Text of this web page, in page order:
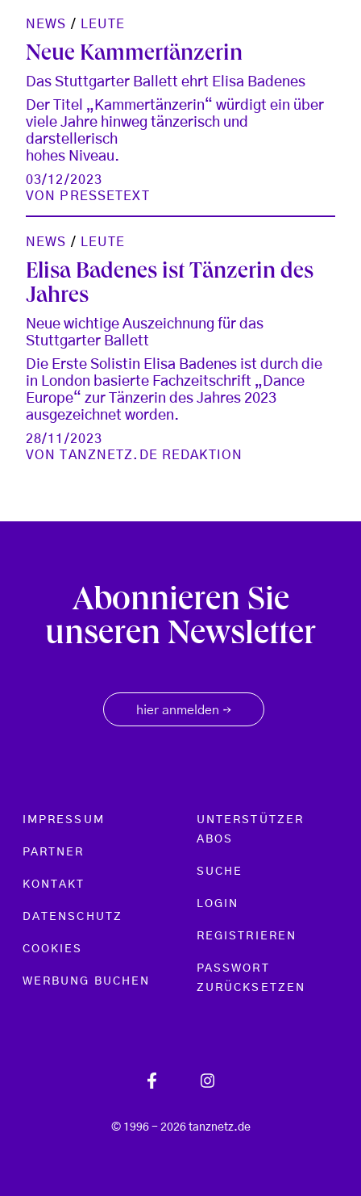
NEWS / LEUTE
Neue Kammertänzerin
Das Stuttgarter Ballett ehrt Elisa Badenes
Der Titel „Kammertänzerin“ würdigt ein über
viele Jahre hinweg tänzerisch und
darstellerisch
hohes Niveau.
03/12/2023
VON
PRESSETEXT
NEWS / LEUTE
Elisa Badenes ist Tänzerin des
Jahres
Neue wichtige Auszeichnung für das
Stuttgarter Ballett
Die Erste Solistin Elisa Badenes ist durch die
in London basierte Fachzeitschrift „Dance
Europe“ zur Tänzerin des Jahres 2023
ausgezeichnet worden.
28/11/2023
VON
TANZNETZ.DE REDAKTION
Abonnieren Sie
unseren Newsletter
hier anmelden →
Footer menu
IMPRESSUM
PARTNER
KONTAKT
DATENSCHUTZ
COOKIES
WERBUNG BUCHEN
UNTERSTÜTZER
ABOS
SUCHE
LOGIN
REGISTRIEREN
PASSWORT
ZURÜCKSETZEN
© 1996 - 2026 tanznetz.de